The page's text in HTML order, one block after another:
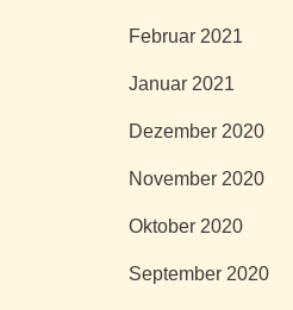
Februar 2021
Januar 2021
Dezember 2020
November 2020
Oktober 2020
September 2020